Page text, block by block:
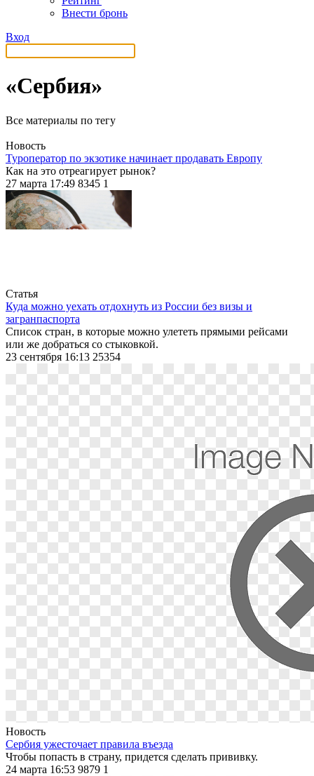
Внести бронь
Вход
«Сербия»
Все материалы по тегу
Новость
Туроператор по экзотике начинает продавать Европу
Как на это отреагирует рынок?
27 марта 17:49 8345 1
Статья
Куда можно уехать отдохнуть из России без визы и
загранпаспорта
Список стран, в которые можно улететь прямыми рейсами
или же добраться со стыковкой.
23 сентября 16:13 25354
Новость
Сербия ужесточает правила въезда
Чтобы попасть в страну, придется сделать прививку.
24 марта 16:53 9879 1